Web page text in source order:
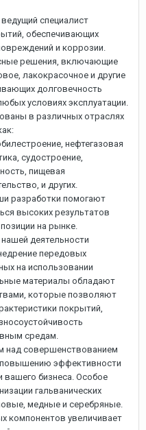
специалист
обеспечивающих
и коррозии.
решения, включающие
лакокрасочное и другие
долговечность
условиях эксплуатации.
в различных отраслях
нефтегазовая
судостроение,
пищевая
и других.
разработки помогают
высоких результатов
на рынке.
деятельности
передовых
на использовании
материалы обладают
которые позволяют
покрытий,
средам.
над совершенствованием
повышению эффективности
вашего бизнеса. Особое
гальванических
медные и серебряные.
компонентов увеличивает